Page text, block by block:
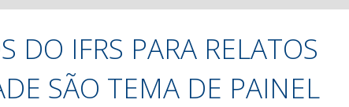
DO IFRS PARA RELATOS
SÃO TEMA DE PAINEL